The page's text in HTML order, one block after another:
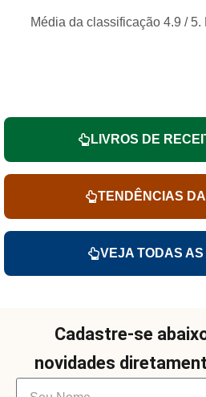
Média da classificação 4.9 / 5.
LIVROS DE
TENDÊNCIAS
VEJA TODAS
Cadastre-se
novidades